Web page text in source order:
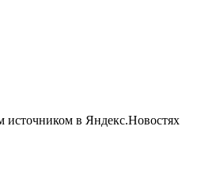
в Яндекс.Новостях